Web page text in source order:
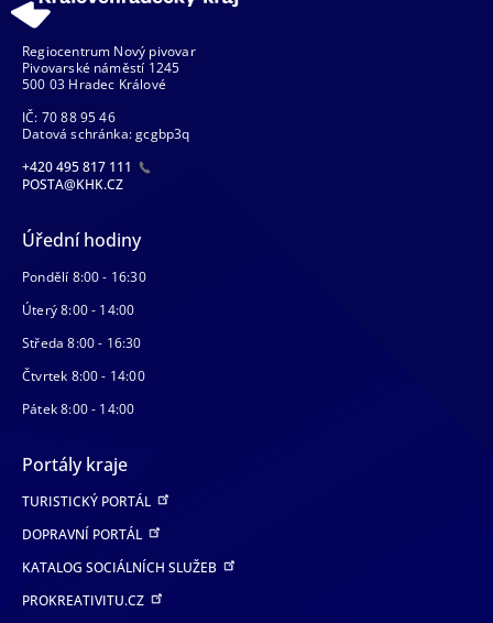
Regiocentrum Nový pivovar
Pivovarské náměstí 1245
500 03 Hradec Králové
IČ: 70 88 95 46
Datová schránka: gcgbp3q
+420 495 817 111
POSTA@KHK.CZ
Úřední hodiny
Pondělí 8:00 - 16:30
Úterý 8:00 - 14:00
Středa 8:00 - 16:30
Čtvrtek 8:00 - 14:00
Pátek 8:00 - 14:00
Portály kraje
TURISTICKÝ PORTÁL
DOPRAVNÍ PORTÁL
KATALOG SOCIÁLNÍCH SLUŽEB
PROKREATIVITU.CZ